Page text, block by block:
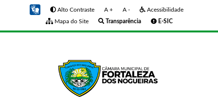
Alto Contraste A + A -
Acessibilidade
Mapa do Site
Transparência E-SIC